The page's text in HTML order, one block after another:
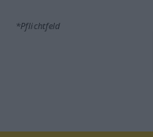
*Pflichtfeld